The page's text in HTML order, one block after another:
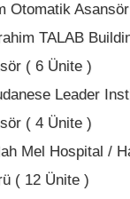
Otomatik
TALAB
( 6 Ünite )
Leader
( 4 Ünite )
Mel Hospital /
( 12 Ünite )